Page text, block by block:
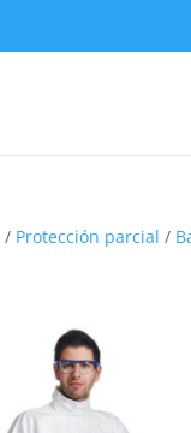
/ Protección parcial /